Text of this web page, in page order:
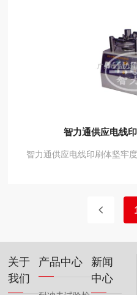
智力通供应电线
关于
我们
产品中心
新闻
中心